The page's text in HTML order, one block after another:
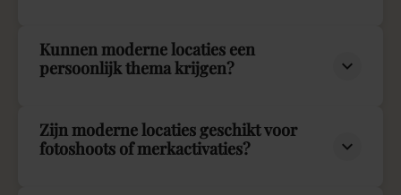
Kunnen moderne locaties een
persoonlijk thema krijgen?
Zijn moderne locaties geschikt voor
fotoshoots of merkactivaties?